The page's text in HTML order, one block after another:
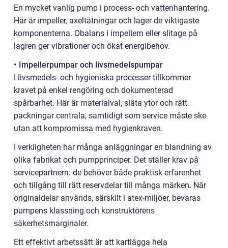
En mycket vanlig pump i process- och vattenhantering.
Här är impeller, axeltätningar och lager de viktigaste
komponenterna. Obalans i impellern eller slitage på
lagren ger vibrationer och ökat energibehov.
• Impellerpumpar och livsmedelspumpar
I livsmedels- och hygieniska processer tillkommer
kravet på enkel rengöring och dokumenterad
spårbarhet. Här är materialval, släta ytor och rätt
packningar centrala, samtidigt som service måste ske
utan att kompromissa med hygienkraven.
I verkligheten har många anläggningar en blandning av
olika fabrikat och pumpprinciper. Det ställer krav på
servicepartnern: de behöver både praktisk erfarenhet
och tillgång till rätt reservdelar till många märken. När
originaldelar används, särskilt i atex-miljöer, bevaras
pumpens klassning och konstruktörens
säkerhetsmarginaler.
Ett effektivt arbetssätt är att kartlägga hela